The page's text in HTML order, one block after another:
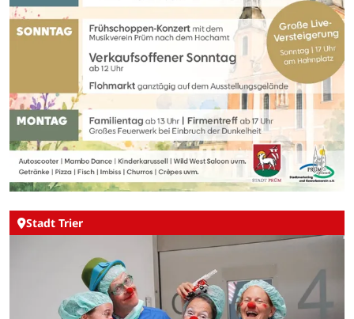
Stadt Trier